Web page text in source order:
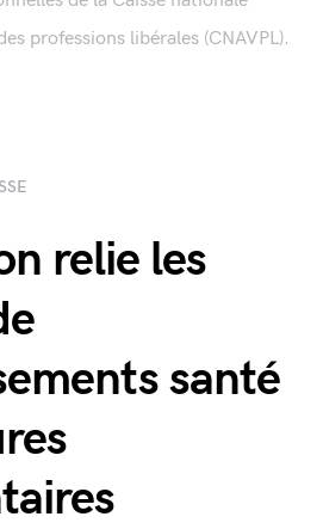
professions libérales (CNAVPL).
relie les
santé